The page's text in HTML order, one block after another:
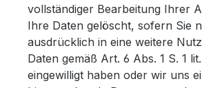
vollständiger Bearbeitung Ihrer
Ihre Daten gelöscht, sofern Sie
ausdrücklich in eine weitere
Daten gemäß Art. 6 Abs. 1 S. 1
eingewilligt haben oder wir uns